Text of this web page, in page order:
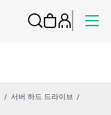
서버 하드 드라이브